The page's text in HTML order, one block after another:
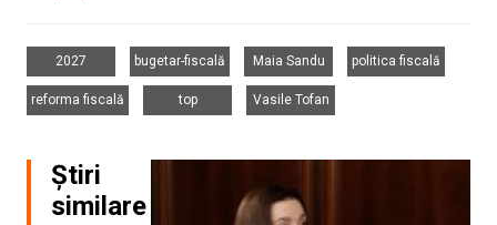
2027
bugetar-fiscală
Maia Sandu
politica fiscală
reforma fiscală
top
Vasile Tofan
Știri
similare